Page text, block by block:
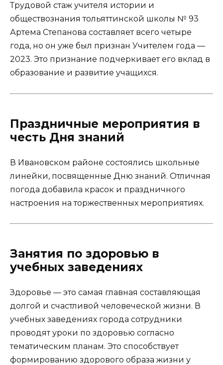
Трудовой стаж учителя истории и
обществознания тольяттинской школы № 93
Артема Степанова составляет всего четыре
года, но он уже был признан Учителем года —
2023. Это признание подчеркивает его вклад в
образование и развитие учащихся.
Праздничные мероприятия в
честь Дня знаний
В Ивановском районе состоялись школьные
линейки, посвященные Дню знаний. Отличная
погода добавила красок и праздничного
настроения на торжественных мероприятиях.
Занятия по здоровью в
учебных заведениях
Здоровье — это самая главная составляющая
долгой и счастливой человеческой жизни. В
учебных заведениях города сотрудники
проводят уроки по здоровью согласно
тематическим планам. Это способствует
формированию здорового образа жизни у